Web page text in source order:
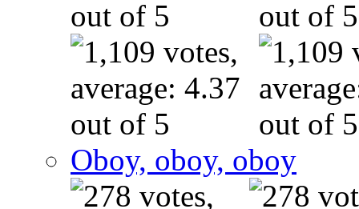
Oboy, oboy, oboy